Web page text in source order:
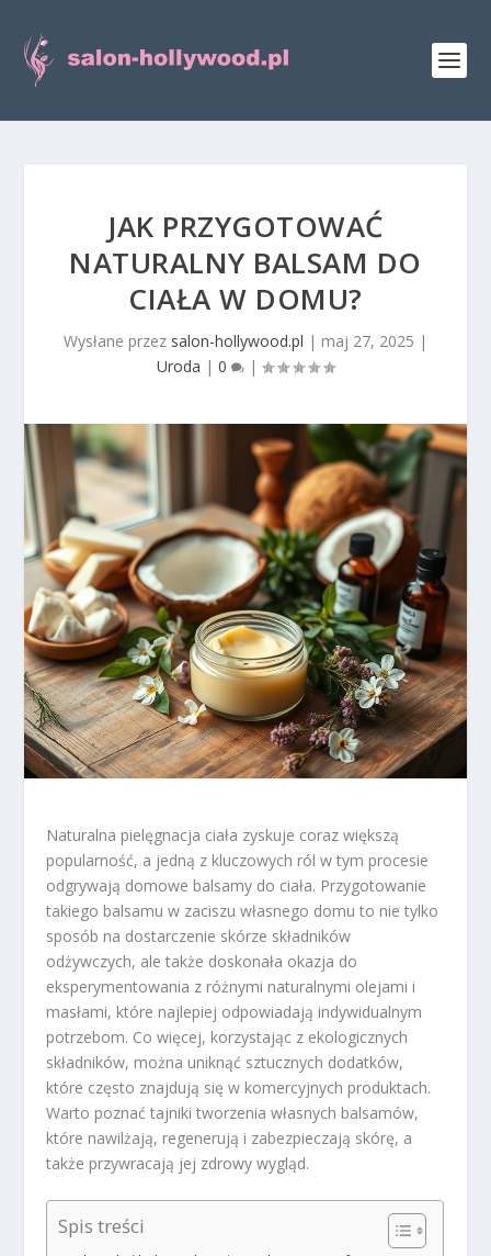
JAK PRZYGOTOWAĆ
NATURALNY BALSAM DO
CIAŁA W DOMU?
Wysłane przez salon-hollywood.pl | maj 27, 2025 |
Uroda | 0 |
Naturalna pielęgnacja ciała zyskuje coraz większą
popularność, a jedną z kluczowych ról w tym procesie
odgrywają domowe balsamy do ciała. Przygotowanie
takiego balsamu w zaciszu własnego domu to nie tylko
sposób na dostarczenie skórze składników
odżywczych, ale także doskonała okazja do
eksperymentowania z różnymi naturalnymi olejami i
masłami, które najlepiej odpowiadają indywidualnym
potrzebom. Co więcej, korzystając z ekologicznych
składników, można uniknąć sztucznych dodatków,
które często znajdują się w komercyjnych produktach.
Warto poznać tajniki tworzenia własnych balsamów,
które nawilżają, regenerują i zabezpieczają skórę, a
także przywracają jej zdrowy wygląd.
Spis treści